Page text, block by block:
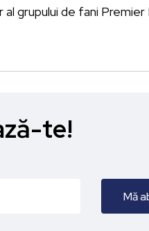
grupului de fani Premier
te!